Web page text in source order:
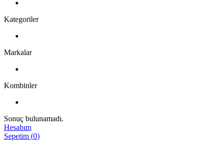
Kategoriler
Markalar
Kombinler
Sonuç bulunamadı.
Hesabım
Sepetim (0)